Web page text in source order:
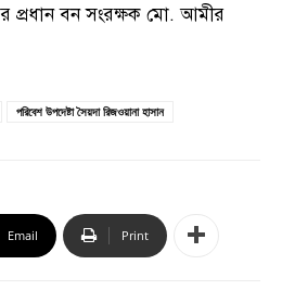
প্রধান বন সংরক্ষক মো. আমীর
পরিবেশ উপদেষ্টা সৈয়দা রিজওয়ানা হাসান
Email Print